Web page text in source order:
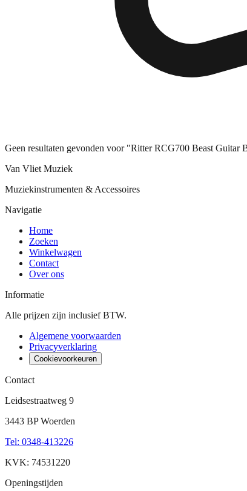
Geen resultaten gevonden voor "Ritter RCG700 Beast Guitar
Van Vliet Muziek
Muziekinstrumenten & Accessoires
Navigatie
Home
Zoeken
Winkelwagen
Contact
Over ons
Informatie
Alle prijzen zijn inclusief BTW.
Algemene voorwaarden
Privacyverklaring
Cookievoorkeuren
Contact
Leidsestraatweg 9
3443 BP Woerden
Tel: 0348-413226
KVK: 74531220
Openingstijden